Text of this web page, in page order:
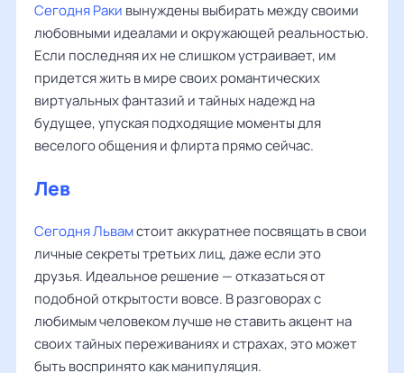
Сегодня Раки вынуждены выбирать между своими
любовными идеалами и окружающей реальностью.
Если последняя их не слишком устраивает, им
придется жить в мире своих романтических
виртуальных фантазий и тайных надежд на
будущее, упуская подходящие моменты для
веселого общения и флирта прямо сейчас.
Лев
Сегодня Львамстоит аккуратнее посвящать в свои
личные секреты третьих лиц, даже если это
друзья. Идеальное решение — отказаться от
подобной открытости вовсе. В разговорах с
любимым человеком лучше не ставить акцент на
своих тайных переживаниях и страхах, это может
быть воспринято как манипуляция.